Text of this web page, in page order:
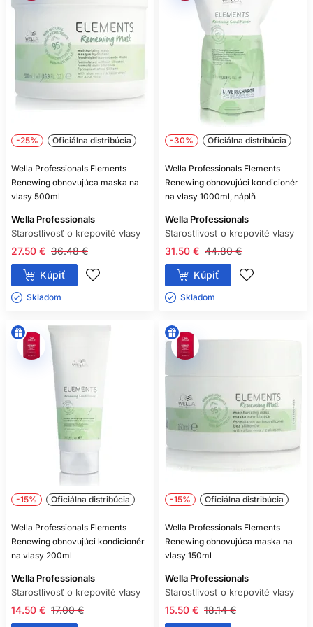
pri každom umytí.
Meňte vždy iba jeden krok a výsledok posudzujte po
úplnom vysušení. Ak sú vlasy ťažké, znížte dávku masky
alebo spreja. Ak je pokožka stále napätá, skontrolujte
teplotu vody, frekvenciu a techniku umývania a zvážte
odbornú konzultáciu.
ČASTÉ OTÁZKY
ZÁKAZNÍKOV
KTORÝ WELLA ELEMENTS
ŠAMPÓN JE VHODNÝ NA SUCHÚ
Calming šampón je zameraný na jemné čistenie citlivej alebo
suchej pokožky podľa deklarácie výrobcu.
POMÔŽE ŠAMPÓN ELEMENTS
PROTI LUPINÁM?
Pretrvávajúce šupiny riešte s dermatológom.
AKO ČASTO POUŽÍVAŤ ŠAMPÓN
NA VLASY?
Podľa mastenia, potenia a nánosu. Univerzálny interval
PATRÍ KONDICIONÉR NA
POKOŽKU HLAVY?
Bežný kondicionér nanášajte najmä do dĺžok, ak výrobca
výslovne neurčí aj použitie na pokožku.
JE SPREJ NA VLASY TEPELNÁ
OCHRANA?
MÔŽEM POUŽÍVAŤ MASKU PRI
KAŽDOM UMYTÍ?
-25% Oficiálna distribúcia
Wella Professionals Elements
Renewing obnovujúca maska na
vlasy 500ml
Wella Professionals
Starostlivosť o krepovité vlasy
36.48 €
27.50 €
Kúpiť
Skladom ㅤ
-30% Oficiálna distribúcia
Wella Professionals Elements
Renewing obnovujúci kondicionér
na vlasy 1000ml, náplň
Wella Professionals
Starostlivosť o krepovité vlasy
44.80 €
31.50 €
Kúpiť
Skladom ㅤ
-15% Oficiálna distribúcia
Wella Professionals Elements
Renewing obnovujúci kondicionér
na vlasy 200ml
Wella Professionals
Starostlivosť o krepovité vlasy
17.00 €
14.50 €
-15% Oficiálna distribúcia
Wella Professionals Elements
Renewing obnovujúca maska na
vlasy 150ml
Wella Professionals
Starostlivosť o krepovité vlasy
18.14 €
15.50 €